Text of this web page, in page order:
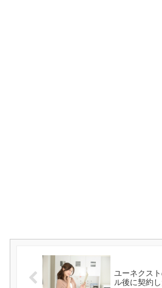
ユーネクス
ル後に契約